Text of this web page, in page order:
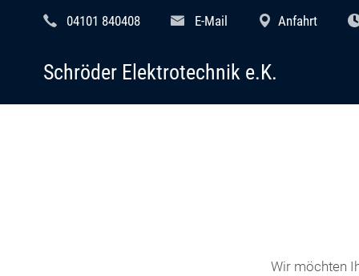
04101 840408 E-Mail Anfahrt
Schröder Elektrotechnik e.K.
Wir möchten